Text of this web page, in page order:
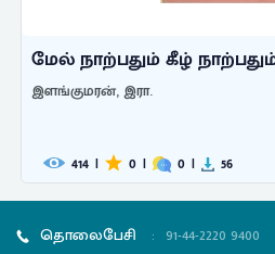
மேல் நாற்பதும் கீழ் நாற்பதும்
இளங்குமரன், இரா.
414 0 0 56
தொலைபேசி : 91-44-2220 9400